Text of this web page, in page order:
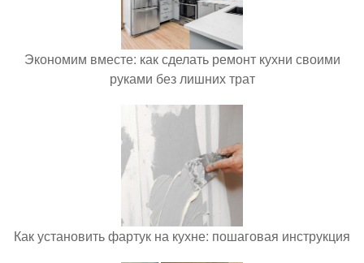
Экономим вместе: как сделать ремонт кухни своими
руками без лишних трат
Как установить фартук на кухне: пошаговая инструкция